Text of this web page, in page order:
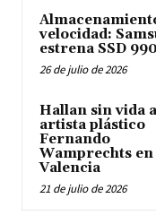
velocidad:
estrena SSD 990
26 de julio de 2026
Hallan sin vida
artista plástico
Fernando
Wamprechts en
Valencia
21 de julio de 2026